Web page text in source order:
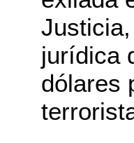
jurídica
dólares